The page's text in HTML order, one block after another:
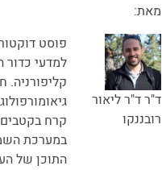
מאת:
ד"ר ד"ר ליאור
רובננקו
פוסט
למדעי כדור
קליפורניה.
קרח
במערכת
התוכן של